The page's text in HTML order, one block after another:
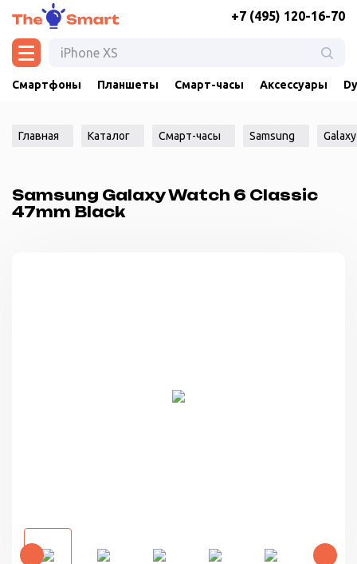
+7 (495) 120-16-70
Смартфоны Планшеты Смарт-часы Аксессуары
Главная Каталог Смарт-часы Samsung
Samsung Galaxy Watch 6 Classic
47mm Black